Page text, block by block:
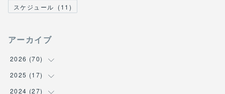
スケジュール (11 )
アーカイブ
2026 (70)
( 1)
(1)
2025 (17)
(2)
2024 (27)